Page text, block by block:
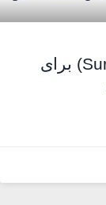
نحوه انجام تست ضربه (Surge Test) برای